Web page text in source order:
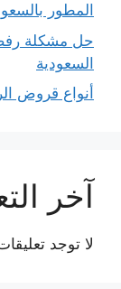
المطور
حل مشكلة
السعودية
أنواع قروض
آخر
لا توجد